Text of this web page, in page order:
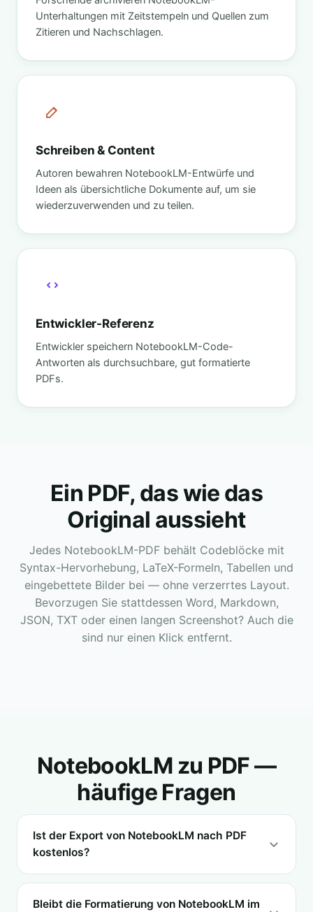
Unterhaltungen mit Zeitstempeln und Quellen zum
Zitieren und Nachschlagen.
Schreiben & Content
Autoren bewahren NotebookLM-Entwürfe und
Ideen als übersichtliche Dokumente auf, um sie
wiederzuverwenden und zu teilen.
Entwickler-Referenz
Entwickler speichern NotebookLM-Code-
Antworten als durchsuchbare, gut formatierte
PDFs.
Ein PDF, das wie das
Original aussieht
Jedes NotebookLM-PDF behält Codeblöcke mit
Syntax-Hervorhebung, LaTeX-Formeln, Tabellen und
eingebettete Bilder bei — ohne verzerrtes Layout.
Bevorzugen Sie stattdessen Word, Markdown,
JSON, TXT oder einen langen Screenshot? Auch die
sind nur einen Klick entfernt.
NotebookLM zu PDF —
häufige Fragen
Ist der Export von NotebookLM nach PDF
kostenlos?
Bleibt die Formatierung von NotebookLM im